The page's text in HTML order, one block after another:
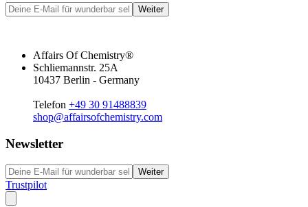
Weiter
Affairs Of Chemistry®
Schliemannstr. 25A
10437 Berlin - Germany
Telefon +49 30 91488839
shop@affairsofchemistry.com
Newsletter
Weiter
Trustpilot